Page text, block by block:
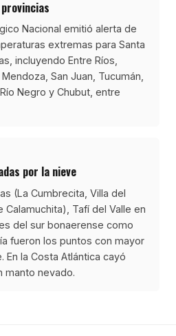
Nacional emitió alerta de
extremas para Santa
incluyendo Entre Ríos,
San Juan, Tucumán,
Negro y Chubut, entre
por la nieve
(La Cumbrecita, Villa del
Calamuchita), Tafí del Valle en
del sur bonaerense como
fueron los puntos con mayor
En la Costa Atlántica cayó
manto nevado.